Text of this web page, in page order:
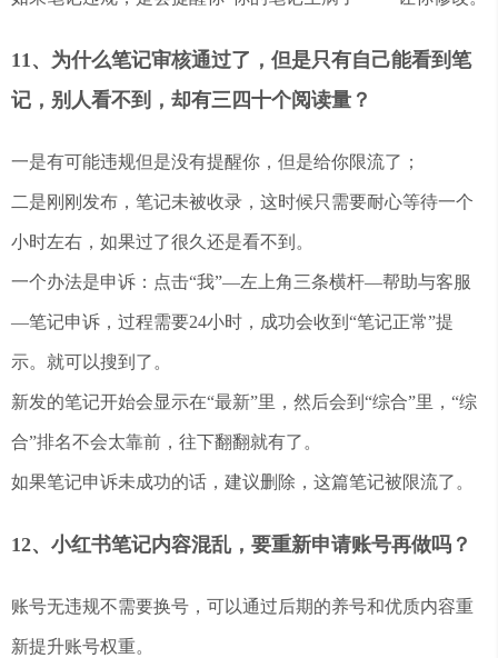
11、为什么笔记审核通过了，但是只有自己能看到笔
记，别人看不到，却有三四十个阅读量？
一是有可能违规但是没有提醒你，但是给你限流了；
二是刚刚发布，笔记未被收录，这时候只需要耐心等待一个
小时左右，如果过了很久还是看不到。
一个办法是申诉：点击“我”—左上角三条横杆—帮助与客服
—笔记申诉，过程需要24小时，成功会收到“笔记正常”提
示。就可以搜到了。
新发的笔记开始会显示在“最新”里，然后会到“综合”里，“综
合”排名不会太靠前，往下翻翻就有了。
如果笔记申诉未成功的话，建议删除，这篇笔记被限流了。
12、小红书笔记内容混乱，要重新申请账号再做吗？
账号无违规不需要换号，可以通过后期的养号和优质内容重
新提升账号权重。